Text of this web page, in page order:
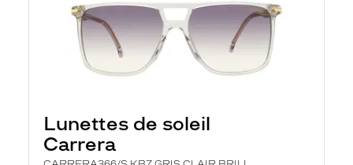
Lunettes de soleil
Carrera